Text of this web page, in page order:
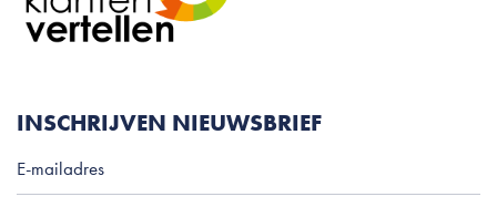
INSCHRIJVEN NIEUWSBRIEF